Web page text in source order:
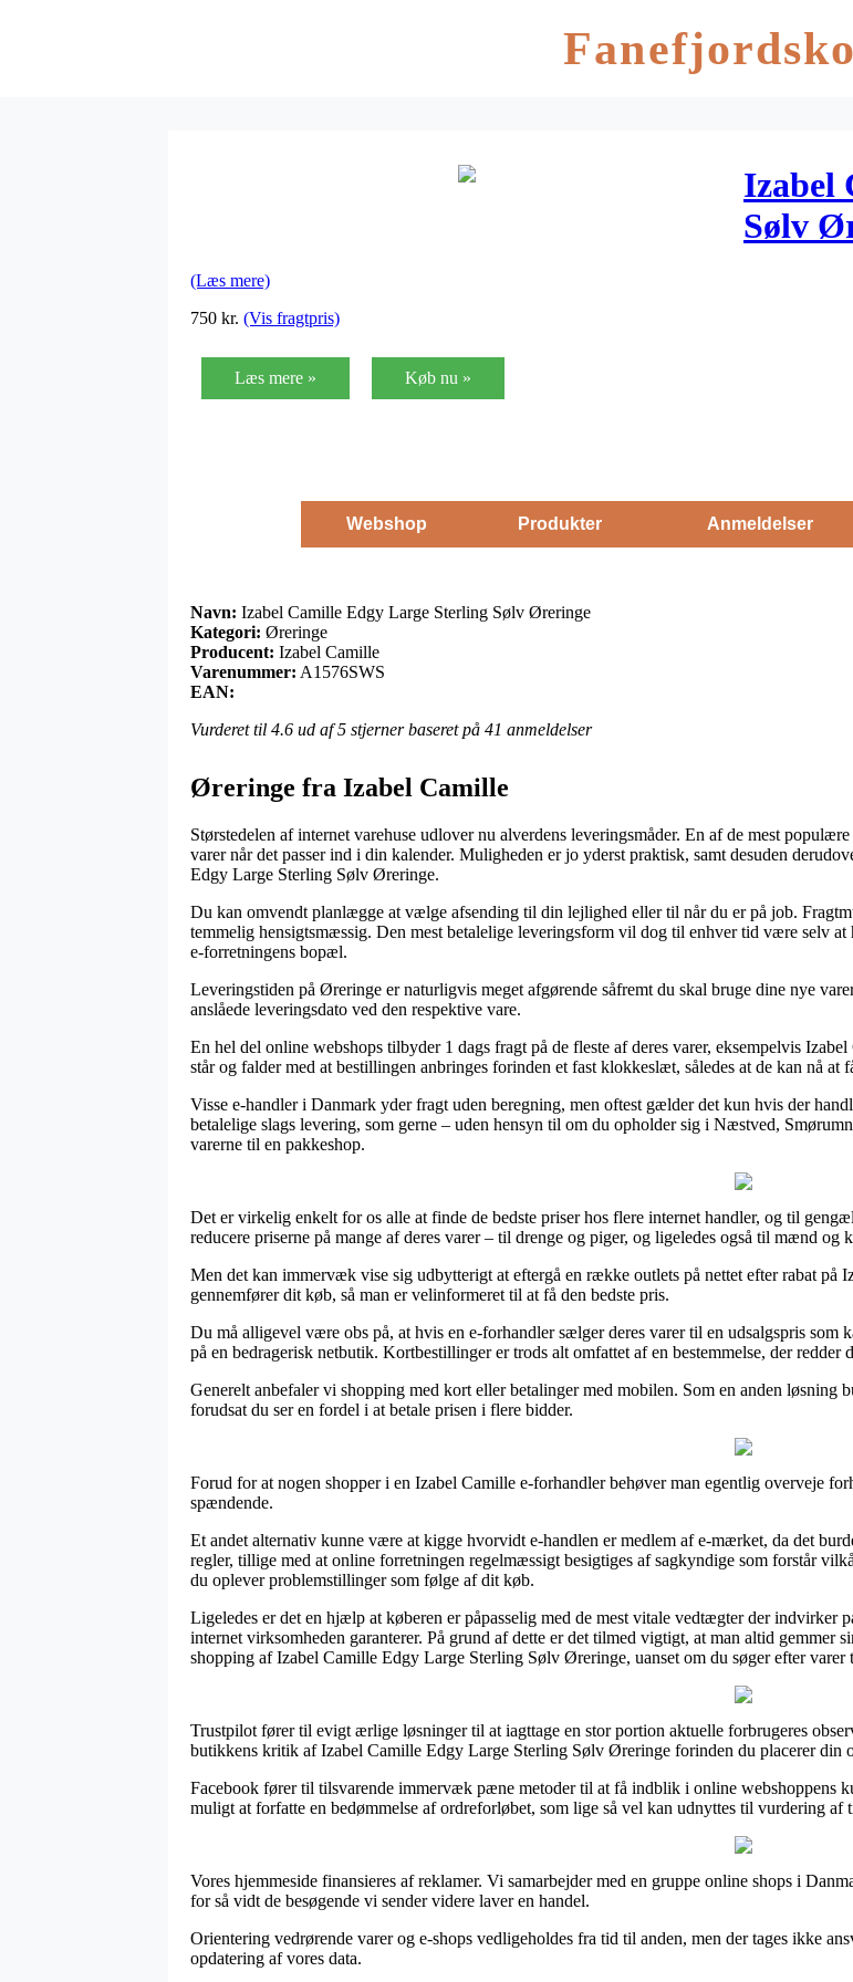
Izabel
Sølv
(Læs mere)
750 kr. (Vis fragtpris)
Læs mere » Køb nu »
Webshop Produkter Anmeldelser
Navn: Izabel Camille Edgy Large Sterling Sølv Øreringe
Kategori: Øreringe
Producent: Izabel Camille
Varenummer: A1576SWS
EAN:
Vurderet til 4.6 ud af 5 stjerner baseret på 41 anmeldelser
Øreringe fra Izabel Camille
Størstedelen af internet varehuse udlover nu alverdens leveringsmåder. En af de mest
varer når det passer ind i din kalender. Muligheden er jo yderst praktisk, samt desuden
Edgy Large Sterling Sølv Øreringe.
Du kan omvendt planlægge at vælge afsending til din lejlighed eller til når du er på job.
temmelig hensigtsmæssig. Den mest betalelige leveringsform vil dog til enhver tid være selv
e-forretningens bopæl.
Leveringstiden på Øreringe er naturligvis meget afgørende såfremt du skal bruge dine nye
anslåede leveringsdato ved den respektive vare.
En hel del online webshops tilbyder 1 dags fragt på de fleste af deres varer, eksempelvis
står og falder med at bestillingen anbringes forinden et fast klokkeslæt, således at de kan nå
Visse e-handler i Danmark yder fragt uden beregning, men oftest gælder det kun hvis der
betalelige slags levering, som gerne – uden hensyn til om du opholder sig i Næstved,
varerne til en pakkeshop.
Det er virkelig enkelt for os alle at finde de bedste priser hos flere internet handler, og til
reducere priserne på mange af deres varer – til drenge og piger, og ligeledes også til mænd
Men det kan immervæk vise sig udbytterigt at eftergå en række outlets på nettet efter rabat
gennemfører dit køb, så man er velinformeret til at få den bedste pris.
Du må alligevel være obs på, at hvis en e-forhandler sælger deres varer til en udsalgspris som
på en bedragerisk netbutik. Kortbestillinger er trods alt omfattet af en bestemmelse, der redder
Generelt anbefaler vi shopping med kort eller betalinger med mobilen. Som en anden
forudsat du ser en fordel i at betale prisen i flere bidder.
Forud for at nogen shopper i en Izabel Camille e-forhandler behøver man egentlig overveje
spændende.
Et andet alternativ kunne være at kigge hvorvidt e-handlen er medlem af e-mærket, da det
regler, tillige med at online forretningen regelmæssigt besigtiges af sagkyndige som forstår
du oplever problemstillinger som følge af dit køb.
Ligeledes er det en hjælp at køberen er påpasselig med de mest vitale vedtægter der indvirker
internet virksomheden garanterer. På grund af dette er det tilmed vigtigt, at man altid gemmer
shopping af Izabel Camille Edgy Large Sterling Sølv Øreringe, uanset om du søger efter varer
Trustpilot fører til evigt ærlige løsninger til at iagttage en stor portion aktuelle forbrugeres
butikkens kritik af Izabel Camille Edgy Large Sterling Sølv Øreringe forinden du placerer din
Facebook fører til tilsvarende immervæk pæne metoder til at få indblik i online webshoppens
muligt at forfatte en bedømmelse af ordreforløbet, som lige så vel kan udnyttes til vurdering af
Vores hjemmeside finansieres af reklamer. Vi samarbejder med en gruppe online shops i
for så vidt de besøgende vi sender videre laver en handel.
Orientering vedrørende varer og e-shops vedligeholdes fra tid til anden, men der tages ikke
opdatering af vores data.